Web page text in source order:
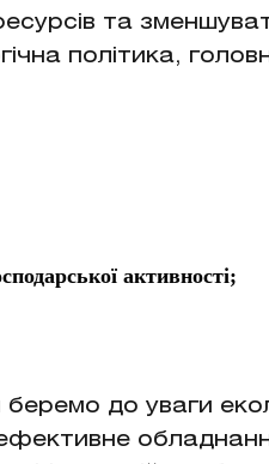
та
політика,
активності;
до уваги